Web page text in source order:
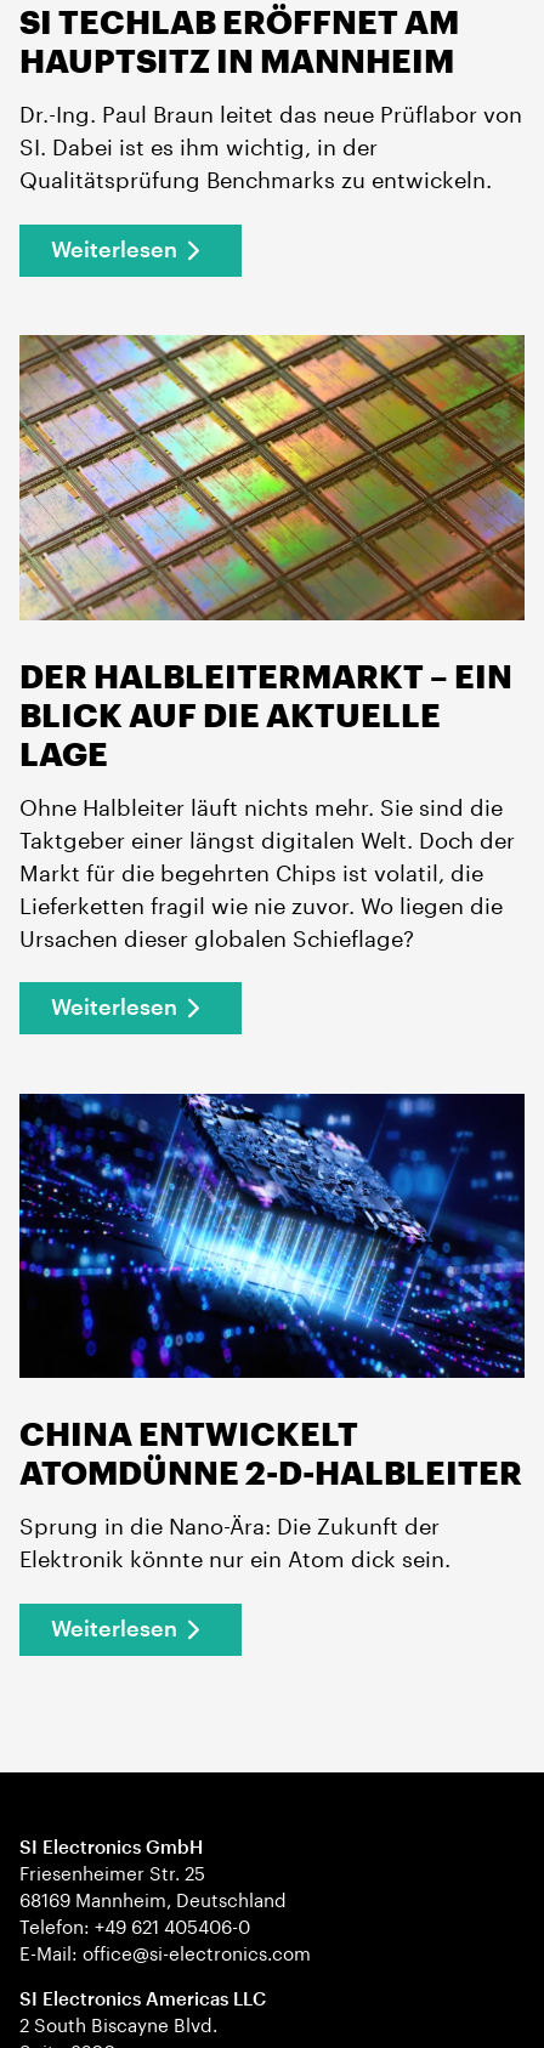
SI TECHLAB ERÖFFNET AM
HAUPTSITZ IN MANNHEIM
Dr.-Ing. Paul Braun leitet das neue Prüflabor von
SI. Dabei ist es ihm wichtig, in der
Qualitätsprüfung Benchmarks zu entwickeln.
Weiterlesen
DER HALBLEITERMARKT – EIN
BLICK AUF DIE AKTUELLE
LAGE
Ohne Halbleiter läuft nichts mehr. Sie sind die
Taktgeber einer längst digitalen Welt. Doch der
Markt für die begehrten Chips ist volatil, die
Lieferketten fragil wie nie zuvor. Wo liegen die
Ursachen dieser globalen Schieflage?
Weiterlesen
CHINA ENTWICKELT
ATOMDÜNNE 2-D-HALBLEITER
Sprung in die Nano-Ära: Die Zukunft der
Elektronik könnte nur ein Atom dick sein.
Weiterlesen
SI Electronics GmbH
Friesenheimer Str. 25
68169 Mannheim, Deutschland
Telefon: +49 621 405406-0
E-Mail: office@si-electronics.com
SI Electronics Americas LLC
2 South Biscayne Blvd.